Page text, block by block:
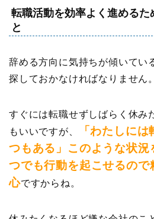
転職活動を効率よく進めるた
と
辞める方向に気持ちが傾いてい
探しておかなければなりません。
すぐには転職せずしばらく休み
もいいですが、
「わたしに
つもある」このような状況
つでも行動を起こせるので
心ですからね。